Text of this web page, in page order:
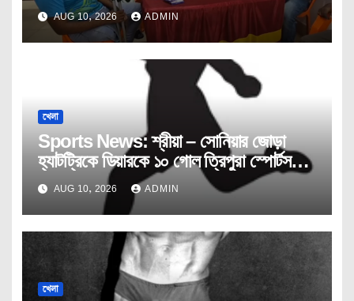
AUG 10, 2026 ADMIN
খেলা
Sports News: শ্রীয়া – সোনিয়ার জোড়া
হ্যাটট্রিকে ডিয়ারকে ১০ গোল ত্রিপুরা স্পোর্টস
স্কুলের।
AUG 10, 2026 ADMIN
খেলা